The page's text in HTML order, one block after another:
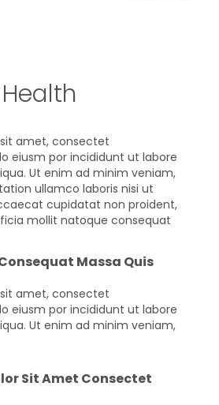
amet, consectet
eiusm por incididunt ut labore
Ut enim ad minim veniam,
ullamco laboris nisi ut
cupidatat non proident,
mollit natoque consequat
Massa Quis
amet, consectet
eiusm por incididunt ut labore
Ut enim ad minim veniam,
Sit Amet Consectet